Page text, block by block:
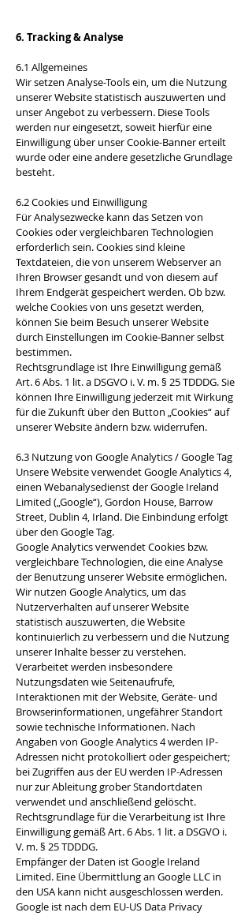
6. Tracking & Analyse
6.1 Allgemeines
Wir setzen Analyse-Tools ein, um die Nutzung
unserer Website statistisch auszuwerten und
unser Angebot zu verbessern. Diese Tools
werden nur eingesetzt, soweit hierfür eine
Einwilligung über unser Cookie-Banner erteilt
wurde oder eine andere gesetzliche Grundlage
besteht.
6.2 Cookies und Einwilligung
Für Analysezwecke kann das Setzen von
Cookies oder vergleichbaren Technologien
erforderlich sein. Cookies sind kleine
Textdateien, die von unserem Webserver an
Ihren Browser gesandt und von diesem auf
Ihrem Endgerät gespeichert werden. Ob bzw.
welche Cookies von uns gesetzt werden,
können Sie beim Besuch unserer Website
durch Einstellungen im Cookie-Banner selbst
bestimmen.
Rechtsgrundlage ist Ihre Einwilligung gemäß
Art. 6 Abs. 1 lit. a DSGVO i. V. m. § 25 TDDDG. Sie
können Ihre Einwilligung jederzeit mit Wirkung
für die Zukunft über den Button „Cookies“ auf
unserer Website ändern bzw. widerrufen.
6.3 Nutzung von Google Analytics / Google Tag
Unsere Website verwendet Google Analytics 4,
einen Webanalysedienst der Google Ireland
Limited („Google“), Gordon House, Barrow
Street, Dublin 4, Irland. Die Einbindung erfolgt
über den Google Tag.
Google Analytics verwendet Cookies bzw.
vergleichbare Technologien, die eine Analyse
der Benutzung unserer Website ermöglichen.
Wir nutzen Google Analytics, um das
Nutzerverhalten auf unserer Website
statistisch auszuwerten, die Website
kontinuierlich zu verbessern und die Nutzung
unserer Inhalte besser zu verstehen.
Verarbeitet werden insbesondere
Nutzungsdaten wie Seitenaufrufe,
Interaktionen mit der Website, Geräte- und
Browserinformationen, ungefährer Standort
sowie technische Informationen. Nach
Angaben von Google Analytics 4 werden IP-
Adressen nicht protokolliert oder gespeichert;
bei Zugriffen aus der EU werden IP-Adressen
nur zur Ableitung grober Standortdaten
verwendet und anschließend gelöscht.
Rechtsgrundlage für die Verarbeitung ist Ihre
Einwilligung gemäß Art. 6 Abs. 1 lit. a DSGVO i.
V. m. § 25 TDDDG.
Empfänger der Daten ist Google Ireland
Limited. Eine Übermittlung an Google LLC in
den USA kann nicht ausgeschlossen werden.
Google ist nach dem EU-US Data Privacy